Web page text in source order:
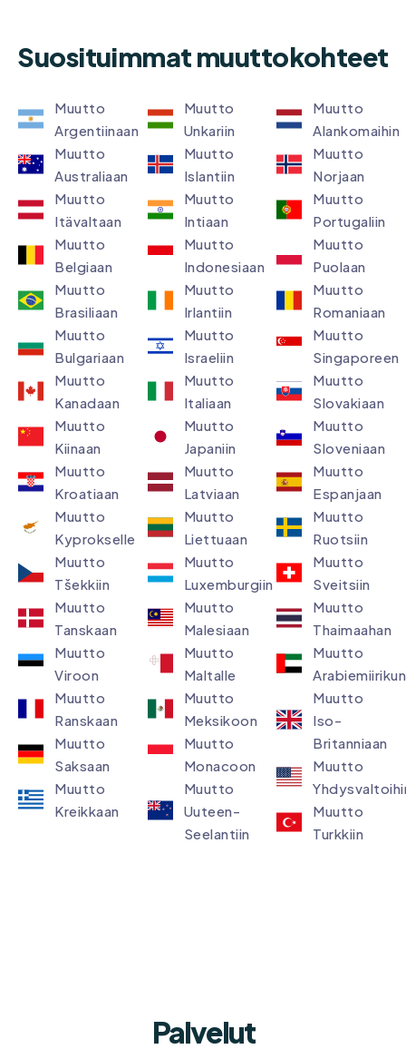
Suosituimmat muuttokohteet
Muutto
Argentiinaan
Muutto
Australiaan
Muutto
Itävaltaan
Muutto
Belgiaan
Muutto
Brasiliaan
Muutto
Bulgariaan
Muutto
Kanadaan
Muutto
Kiinaan
Muutto
Kroatiaan
Muutto
Kyprokselle
Muutto
Tšekkiin
Muutto
Tanskaan
Muutto
Viroon
Muutto
Ranskaan
Muutto
Saksaan
Muutto
Kreikkaan
Muutto
Unkariin
Muutto
Islantiin
Muutto
Intiaan
Muutto
Indonesiaan
Muutto
Irlantiin
Muutto
Israeliin
Muutto
Italiaan
Muutto
Japaniin
Muutto
Latviaan
Muutto
Liettuaan
Muutto
Luxemburgiin
Muutto
Malesiaan​
Muutto
Maltalle
Muutto
Meksikoon
Muutto
Monacoon
Muutto
Uuteen-
Seelantiin
Muutto
Alankomaihin
Muutto
Norjaan
Muutto
Portugaliin
Muutto
Puolaan
Muutto
Romaniaan
Muutto
Singaporeen
Muutto
Slovakiaan
Muutto
Sloveniaan
Muutto
Espanjaan
Muutto
Ruotsiin
Muutto
Sveitsiin
Muutto
Thaimaahan
Muutto
Muutto
Iso-
Britanniaan
Muutto
Muutto
Turkkiin
Palvelut